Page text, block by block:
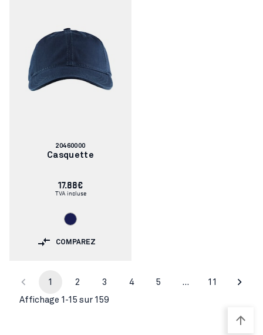
Numéro
d'article:
20460000
Casquette
17.88€
TVA incluse
COMPAREZ
1 2 3 4 5 … 11
Affichage 1-15 sur 159